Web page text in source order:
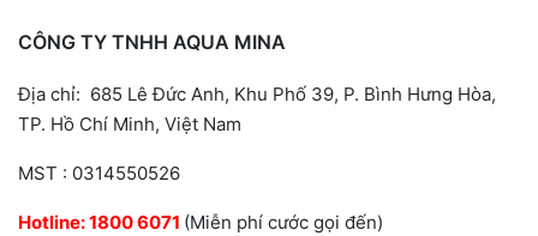
CÔNG TY TNHH AQUA MINA
Địa chỉ: 685 Lê Đức Anh, Khu Phố 39, P. Bình Hưng Hòa,
TP. Hồ Chí Minh, Việt Nam
MST : 0314550526
Hotline:1800 6071 (Miễn phí cước gọi đến)